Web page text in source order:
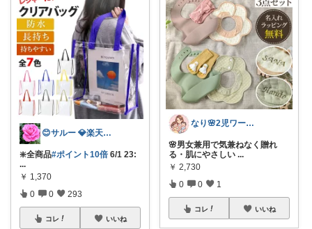
😊サルー 💎楽天ダイヤモンド会員✨
❇️全商品#ポイント10倍 6/1 23:
...
￥ 1,370
0 0 293
コレ いいね
なり🌸2児ワーママの楽しい暮らし
🌸男女兼用で気兼ねなく贈れ
る・肌にやさしい ...
￥ 2,730
0 0 1
コレ いいね